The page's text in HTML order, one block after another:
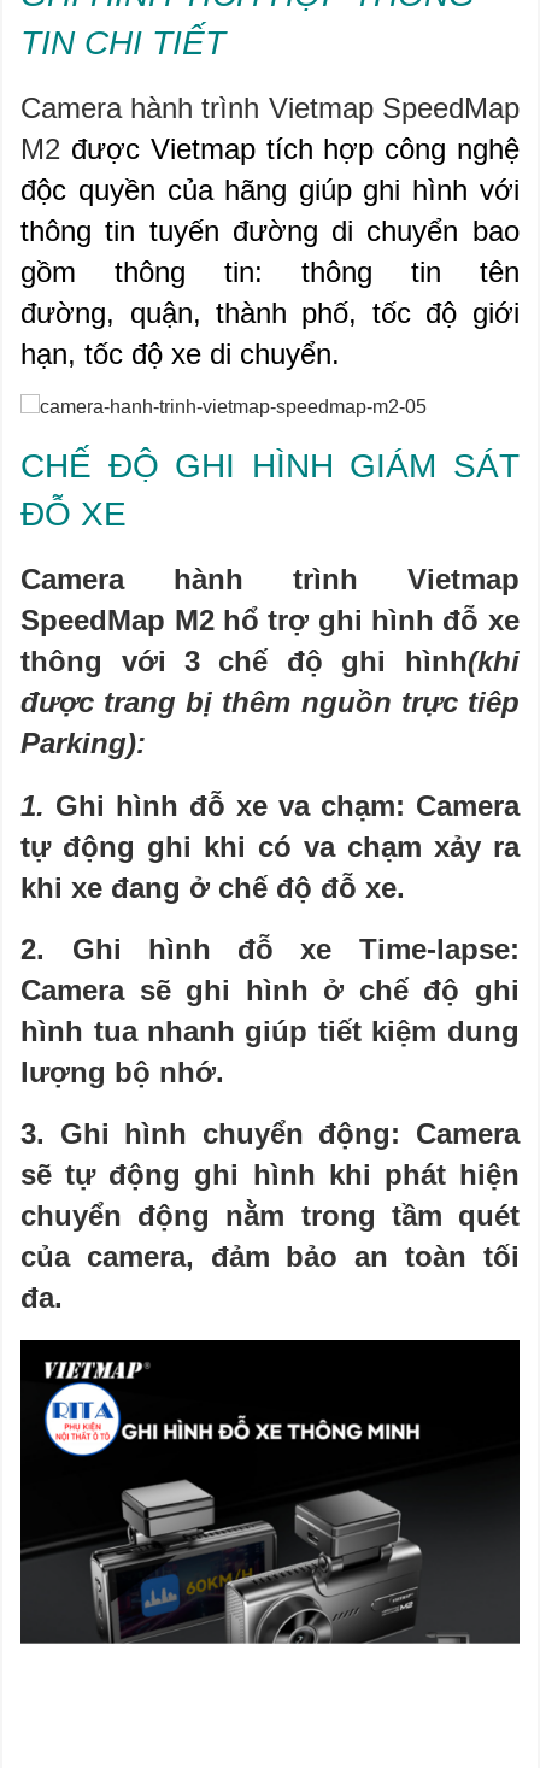
TIN CHI TIẾT
Camera hành trình Vietmap SpeedMap
M2 được Vietmap tích hợp công nghệ
độc quyền của hãng giúp ghi hình với
thông tin tuyến đường di chuyển bao
gồm thông tin: thông tin tên
đường, quận, thành phố, tốc độ giới
hạn, tốc độ xe di chuyển.
CHẾ ĐỘ GHI HÌNH GIÁM SÁT
ĐỖ XE
Camera hành trình Vietmap
SpeedMap M2 hổ trợ ghi hình đỗ xe
thông với 3 chế độ ghi hình(khi
được trang bị thêm nguồn trực tiêp
Parking):
1. Ghi hình đỗ xe va chạm: Camera
tự động ghi khi có va chạm xảy ra
khi xe đang ở chế độ đỗ xe.
2. Ghi hình đỗ xe Time-lapse:
Camera sẽ ghi hình ở chế độ ghi
hình tua nhanh giúp tiết kiệm dung
lượng bộ nhớ.
3. Ghi hình chuyển động: Camera
sẽ tự động ghi hình khi phát hiện
chuyển động nằm trong tầm quét
của camera, đảm bảo an toàn tối
đa.